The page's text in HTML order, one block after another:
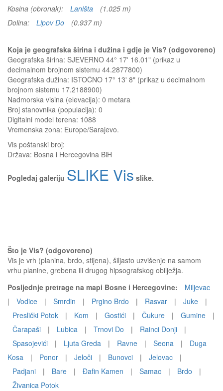
Kosina (obronak):
Laništa
(1.025 m)
Dolina:
Lipov Do (0.937 m)
Koja je geografska širina i dužina i gdje je Vis? (odgovoreno)
Geografska širina: SJEVERNO 44° 17' 16.01" (prikaz u
decimalnom brojnom sistemu 44.2877800)
Geografska dužina: ISTOČNO 17° 13' 8" (prikaz u decimalnom
brojnom sistemu 17.2188900)
Nadmorska visina (elevacija): 0 metara
Broj stanovnika (populacija): 0
Digitalni model terena: 1088
Vremenska zona: Europe/Sarajevo.
Vis poštanski broj:
Država: Bosna i Hercegovina BiH
Pogledaj galeriju SLIKE Vis slike.
Što je Vis? (odgovoreno)
Vis je vrh (planina, brdo, stijena), šiljasto uzvišenje na samom
vrhu planine, grebena ili drugog hipsografskog obilježja.
Posljednje pretrage na mapi Bosne i Hercegovine:
Miljevac
|
Vodice | Smrdin | Prgino Brdo | Rasvar | Juke
|
Preslički Potok
| Kom | Gostići | Čukure | Gumine
|
Čarapaši
| Lubica | Trnovi Do | Rainci Donji
|
Spasojevići
| Ljuta Greda | Ravne | Seona |
Duga
Kosa
| Ponor | Jeloči | Bunovci | Jelovac
|
Padjani
| Bare | Đafin Kamen | Samac | Brdo
|
Živanica Potok